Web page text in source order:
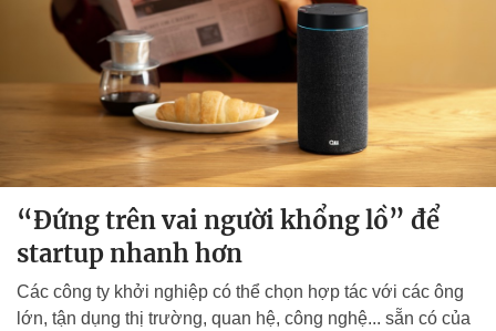
“Đứng trên vai người khổng lồ” để
startup nhanh hơn
Các công ty khởi nghiệp có thể chọn hợp tác với các ông
lớn, tận dụng thị trường, quan hệ, công nghệ... sẵn có của